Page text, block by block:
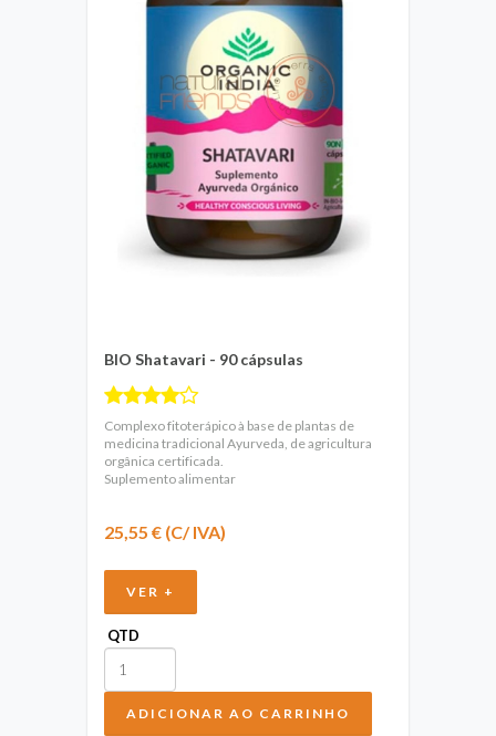
BIO Shatavari - 90 cápsulas
Complexo fitoterápico à base de plantas de
medicina tradicional Ayurveda, de agricultura
orgânica certificada.
Suplemento alimentar
25,55 € (C/ IVA)
VER +
QTD
ADICIONAR AO CARRINHO